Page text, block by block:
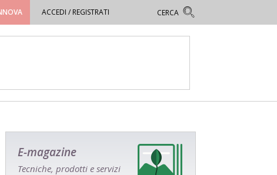
ACCEDI / REGISTRATI
E-magazine
Tecniche, prodotti e servizi